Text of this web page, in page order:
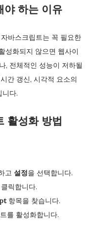
야 하는 이유
바스크립트는 꼭 필요한
성화되지 않으면 웹사이
, 전체적인 성능이 저하될
간 갱신, 시각적 요소의
니다.
활성화 방법
고 설정을 선택합니다.
릭합니다.
항목을 찾습니다.
를 활성화합니다.